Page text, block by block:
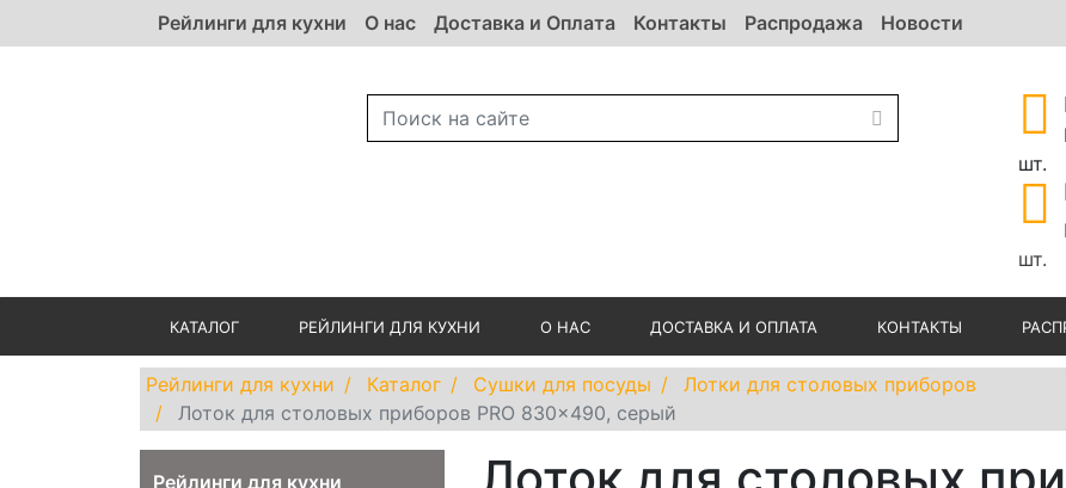
Рейлинги для кухни О нас Доставка и Оплата Контакты Распродажа Новости
шт.
шт.
КАТАЛОГ РЕЙЛИНГИ ДЛЯ КУХНИ О НАС ДОСТАВКА И ОПЛАТА КОНТАКТЫ
Рейлинги для кухни Каталог Сушки для посуды
Лотки для столовых приборов
Лоток для столовых приборов PRO 830x490, серый
Рейлинги для кухни